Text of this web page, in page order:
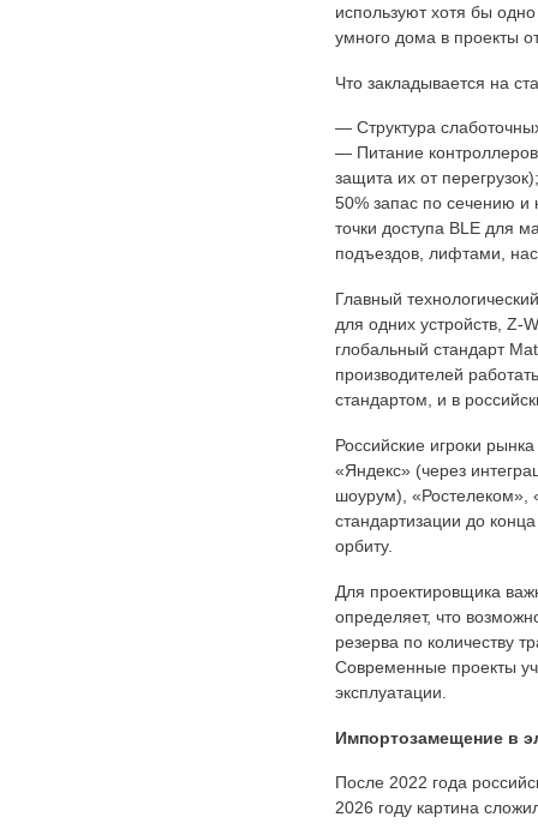
используют хотя бы
умного дома в проекты
Что закладывается на
— Структура
— Питание
защита их от
50% запас по сечению и
точки доступа BLE для
подъездов, лифтами,
Главный
для одних устройств, Z-
глобальный стандарт
производителей
стандартом, и в
Российские игроки
«Яндекс» (через
шоурум), «Ростелеком»,
стандартизации до
орбиту.
Для проектировщика
определяет, что
резерва по количеству
Современные проекты
эксплуатации.
Импортозамещение в
После 2022 года
2026 году картина